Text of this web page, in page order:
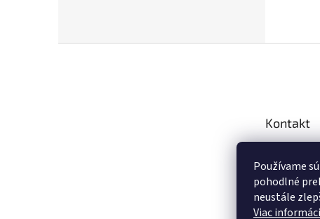
Používame
pohodlné
neustále
Viac
Kontakt
+421
https://
za.sk